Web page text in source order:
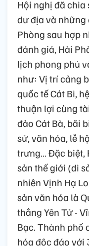
Hội nghị đã chia
dư địa và những
Phòng sau hợp
đánh giá, Hải
lịch phong phú
như: Vị trí cảng
quốc tế Cát Bi,
thuận lợi cùng
đảo Cát Bà, bãi
sử, văn hóa, lễ
trưng… Đặc biệt,
sản thế giới (di
nhiên Vịnh Hạ
sản văn hóa là
thắng Yên Tử -
Bạc. Thành phố
hóa độc đáo với